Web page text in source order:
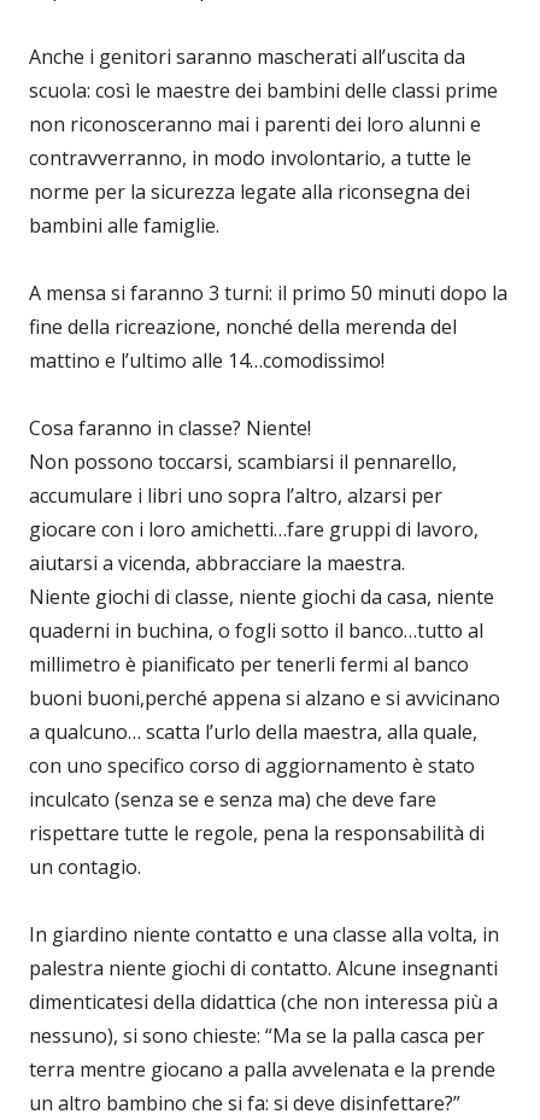
Anche i genitori saranno mascherati all’uscita da
scuola: così le maestre dei bambini delle classi prime
non riconosceranno mai i parenti dei loro alunni e
contravverranno, in modo involontario, a tutte le
norme per la sicurezza legate alla riconsegna dei
bambini alle famiglie.
A mensa si faranno 3 turni: il primo 50 minuti dopo la
fine della ricreazione, nonché della merenda del
mattino e l’ultimo alle 14…comodissimo!
Cosa faranno in classe? Niente!
Non possono toccarsi, scambiarsi il pennarello,
accumulare i libri uno sopra l’altro, alzarsi per
giocare con i loro amichetti…fare gruppi di lavoro,
aiutarsi a vicenda, abbracciare la maestra.
Niente giochi di classe, niente giochi da casa, niente
quaderni in buchina, o fogli sotto il banco…tutto al
millimetro è pianificato per tenerli fermi al banco
buoni buoni,perché appena si alzano e si avvicinano
a qualcuno… scatta l’urlo della maestra, alla quale,
con uno specifico corso di aggiornamento è stato
inculcato (senza se e senza ma) che deve fare
rispettare tutte le regole, pena la responsabilità di
un contagio.
In giardino niente contatto e una classe alla volta, in
palestra niente giochi di contatto. Alcune insegnanti
dimenticatesi della didattica (che non interessa più a
nessuno), si sono chieste: “Ma se la palla casca per
terra mentre giocano a palla avvelenata e la prende
un altro bambino che si fa: si deve disinfettare?”